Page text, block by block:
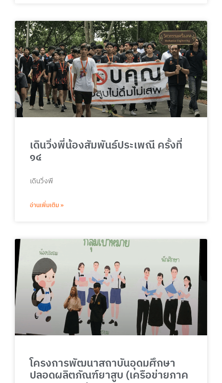
เดินวิ่งพี่น้องสัมพันธ์ประเพณี ครั้งที่
๑๔
เดินวิ่งพี
อ่านเพิ่มเติม »
โครงการพัฒนาสถาบันอุดมศึกษา
ปลอดผลิตภัณฑ์ยาสูบ (เครือข่ายภาค